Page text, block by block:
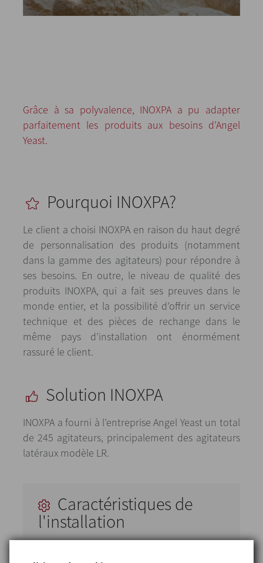
Grâce à sa polyvalence, INOXPA a pu adapter
parfaitement les produits aux besoins d’Angel
Yeast.
Pourquoi INOXPA?
Le client a choisi INOXPA en raison du haut degré
de personnalisation des produits (notamment
dans la gamme des agitateurs) pour répondre à
ses besoins. En outre, le niveau de qualité des
produits INOXPA, qui a fait ses preuves dans le
monde entier, et la possibilité d’offrir un service
technique et des pièces de rechange dans le
même pays d’installation ont énormément
rassuré le client.
Solution INOXPA
INOXPA a fourni à l’entreprise Angel Yeast un total
de 245 agitateurs, principalement des agitateurs
latéraux modèle LR.
Caractéristiques de
l'installation